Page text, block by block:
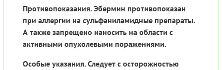
Противопоказания. Эбермин противопоказан
при аллергии на сульфаниламидные препараты.
А также запрещено наносить на области с
активными опухолевыми поражениями.
Особые указания. Следует с осторожностью